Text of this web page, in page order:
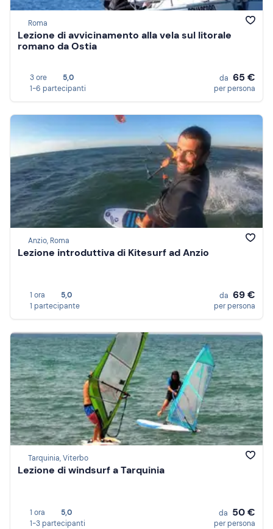
Roma
Lezione di avvicinamento alla vela sul litorale
romano da Ostia
3 ore
5,0
1-6 partecipanti
da 65 €
per persona
Anzio, Roma
Lezione introduttiva di Kitesurf ad Anzio
1 ora
5,0
1 partecipante
da 69 €
per persona
Tarquinia, Viterbo
Lezione di windsurf a Tarquinia
1 ora
5,0
1-3 partecipanti
da 50 €
per persona